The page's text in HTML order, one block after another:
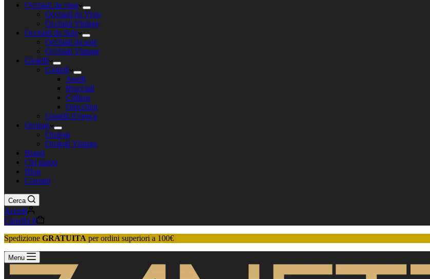
Occhiali da vista
Occhiali da Vista
Occhiali Vintage
Occhiali da Sole
Occhiali da sole
Occhiali Vintage
Gioielli
Gioielli
Anelli
Bracciali
Collane
Orecchini
Gioielli d’epoca
Orologi
Orologi
Orologi Vintage
Brand
Chi siamo
Blog
Contatti
Cerca
Accedi
Carrello 0
Spedizione GRATUITA per ordini superiori a 100€
Menu